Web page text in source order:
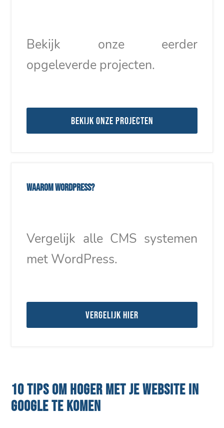
Bekijk onze eerder
opgeleverde projecten.
Bekijk onze projecten
Waarom WordPress?
Vergelijk alle CMS systemen
met WordPress.
Vergelijk hier
10 TIPS OM HOGER MET JE WEBSITE IN
GOOGLE TE KOMEN